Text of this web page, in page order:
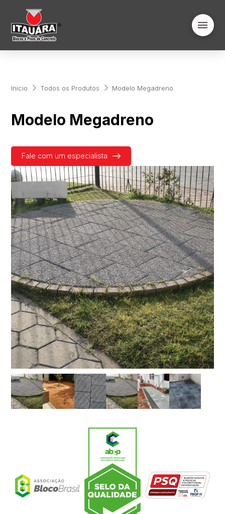
Início Todos os Produtos Modelo Megadreno
Modelo Megadreno
Fale com um especialista